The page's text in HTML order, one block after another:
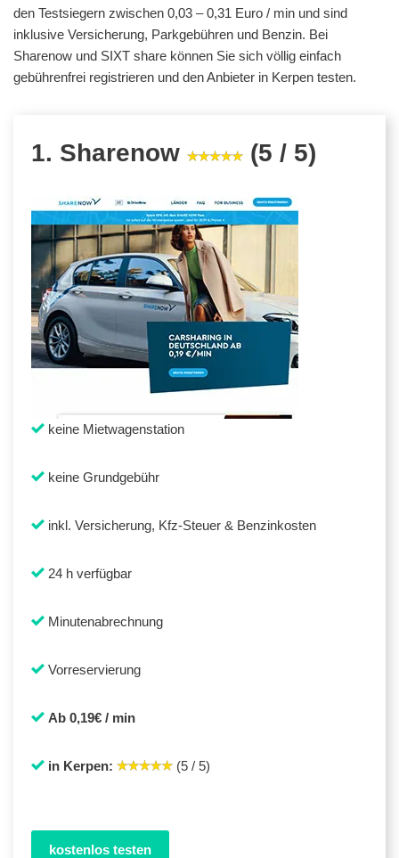
den Testsiegern zwischen 0,03 – 0,31 Euro / min und sind
inklusive Versicherung, Parkgebühren und Benzin. Bei
Sharenow und SIXT share können Sie sich völlig einfach
gebührenfrei registrieren und den Anbieter in Kerpen testen.
1. Sharenow (5 / 5)
keine Mietwagenstation
keine Grundgebühr
inkl. Versicherung, Kfz-Steuer & Benzinkosten
24 h verfügbar
Minutenabrechnung
Vorreservierung
Ab 0,19€ / min
in Kerpen: (5 / 5)
kostenlos testen